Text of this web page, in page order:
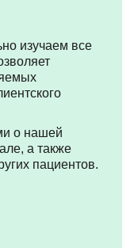
изучаем все
о нашей
а также
пациентов.